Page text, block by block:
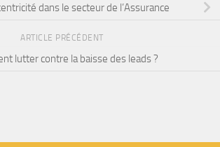
dans le secteur de l’Assurance
ARTICLE PRÉCÉDENT
lutter contre la baisse des leads ?